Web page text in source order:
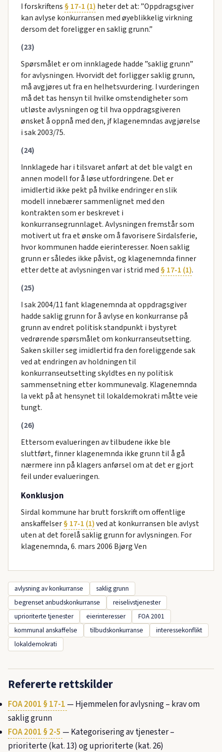
I forskriftens § 17-1 (1) heter det at: ”Oppdragsgiver
kan avlyse konkurransen med øyeblikkelig virkning
dersom det foreligger en saklig grunn.”
(23)
Spørsmålet er om innklagede hadde ”saklig grunn”
for avlysningen. Hvorvidt det forligger saklig grunn,
må avgjøres ut fra en helhetsvurdering. I vurderingen
må det tas hensyn til hvilke omstendigheter som
utløste avlysningen og til hva oppdragsgiveren
ønsket å oppnå med den, jf klagenemndas avgjørelse
i sak 2003/75.
(24)
Innklagede har i tilsvaret anført at det ble valgt en
annen modell for å løse utfordringene. Det er
imidlertid ikke pekt på hvilke endringer en slik
modell innebærer sammenlignet med den
kontrakten som er beskrevet i
konkurransegrunnlaget. Avlysningen fremstår som
motivert ut fra et ønske om å favorisere Sirdalsferie,
hvor kommunen hadde eierinteresser. Noen saklig
grunn er således ikke påvist, og klagenemnda finner
etter dette at avlysningen var i strid med § 17-1 (1).
(25)
I sak 2004/11 fant klagenemnda at oppdragsgiver
hadde saklig grunn for å avlyse en konkurranse på
grunn av endret politisk standpunkt i bystyret
vedrørende spørsmålet om konkurranseutsetting.
Saken skiller seg imidlertid fra den foreliggende sak
ved at endringen av holdningen til
konkurranseutsetting skyldtes en ny politisk
sammensetning etter kommunevalg. Klagenemnda
la vekt på at hensynet til lokaldemokrati måtte veie
tungt.
(26)
Ettersom evalueringen av tilbudene ikke ble
sluttført, finner klagenemnda ikke grunn til å gå
nærmere inn på klagers anførsel om at det er gjort
feil under evalueringen.
Konklusjon
Sirdal kommune har brutt forskrift om offentlige
anskaffelser§ 17-1 (1)ved at konkurransen ble avlyst
uten at det forelå saklig grunn for avlysningen. For
klagenemnda, 6. mars 2006 Bjørg Ven
avlysning av konkurranse
saklig grunn
begrenset anbudskonkurranse
reiselivstjenester
uprioriterte tjenester
eierinteresser
FOA 2001
kommunal anskaffelse
tilbudskonkurranse
interessekonflikt
lokaldemokrati
Refererte rettskilder
FOA 2001 § 17-1 — Hjemmelen for avlysning – krav om
saklig grunn
FOA 2001 § 2-5 — Kategorisering av tjenester –
prioriterte (kat. 13) og uprioriterte (kat. 26)